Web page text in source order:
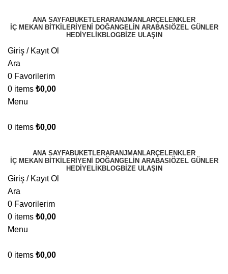
ANA SAYFABUKETLERARANJMANLARÇELENKLER
İÇ MEKAN BİTKİLERİ YENİ DOĞANGELİN ARABASI ÖZEL GÜNLER
HEDİYELİKBLOGBIZE ULAŞIN
Giriş / Kayıt Ol
Ara
0 Favorilerim
0 items ₺0,00
Menu
0 items ₺0,00
ANA SAYFABUKETLERARANJMANLARÇELENKLER
İÇ MEKAN BİTKİLERİ YENİ DOĞANGELİN ARABASI ÖZEL GÜNLER
HEDİYELİKBLOGBIZE ULAŞIN
Giriş / Kayıt Ol
Ara
0 Favorilerim
0 items ₺0,00
Menu
0 items ₺0,00